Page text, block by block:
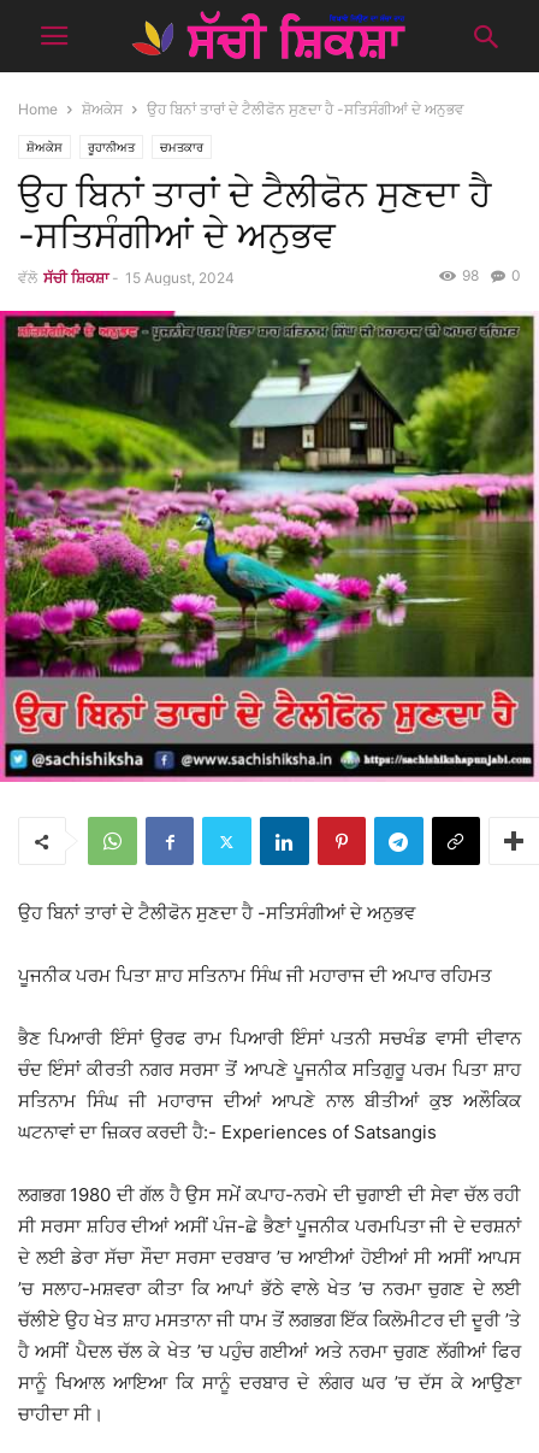
Home ਸ਼ੋਅਕੇਸ ਉਹ ਬਿਨਾਂ ਤਾਰਾਂ ਦੇ ਟੈਲੀਫੋਨ ਸੁਣਦਾ ਹੈ -ਸਤਿਸੰਗੀਆਂ ਦੇ ਅਨੁਭਵ
ਸ਼ੋਅਕੇਸ ਰੂਹਾਨੀਅਤ ਚਮਤਕਾਰ
ਉਹ ਬਿਨਾਂ ਤਾਰਾਂ ਦੇ ਟੈਲੀਫੋਨ ਸੁਣਦਾ ਹੈ
-ਸਤਿਸੰਗੀਆਂ ਦੇ ਅਨੁਭਵ
ਵੱਲੋ ਸੱਚੀ ਸ਼ਿਕਸ਼ਾ - 15 August, 2024 0
98
ਉਹ ਬਿਨਾਂ ਤਾਰਾਂ ਦੇ ਟੈਲੀਫੋਨ ਸੁਣਦਾ ਹੈ -ਸਤਿਸੰਗੀਆਂ ਦੇ ਅਨੁਭਵ
ਪੂਜਨੀਕ ਪਰਮ ਪਿਤਾ ਸ਼ਾਹ ਸਤਿਨਾਮ ਸਿੰਘ ਜੀ ਮਹਾਰਾਜ ਦੀ ਅਪਾਰ ਰਹਿਮਤ
ਭੈਣ ਪਿਆਰੀ ਇੰਸਾਂ ਉਰਫ ਰਾਮ ਪਿਆਰੀ ਇੰਸਾਂ ਪਤਨੀ ਸਚਖੰਡ ਵਾਸੀ ਦੀਵਾਨ
ਚੰਦ ਇੰਸਾਂ ਕੀਰਤੀ ਨਗਰ ਸਰਸਾ ਤੋਂ ਆਪਣੇ ਪੂਜਨੀਕ ਸਤਿਗੁਰੂ ਪਰਮ ਪਿਤਾ ਸ਼ਾਹ
ਸਤਿਨਾਮ ਸਿੰਘ ਜੀ ਮਹਾਰਾਜ ਦੀਆਂ ਆਪਣੇ ਨਾਲ ਬੀਤੀਆਂ ਕੁਝ ਅਲੌਕਿਕ
ਘਟਨਾਵਾਂ ਦਾ ਜ਼ਿਕਰ ਕਰਦੀ ਹੈ:- Experiences of Satsangis
ਲਗਭਗ 1980 ਦੀ ਗੱਲ ਹੈ ਉਸ ਸਮੇਂ ਕਪਾਹ-ਨਰਮੇ ਦੀ ਚੁਗਾਈ ਦੀ ਸੇਵਾ ਚੱਲ ਰਹੀ
ਸੀ ਸਰਸਾ ਸ਼ਹਿਰ ਦੀਆਂ ਅਸੀਂ ਪੰਜ-ਛੇ ਭੈਣਾਂ ਪੂਜਨੀਕ ਪਰਮਪਿਤਾ ਜੀ ਦੇ ਦਰਸ਼ਨਾਂ
ਦੇ ਲਈ ਡੇਰਾ ਸੱਚਾ ਸੌਦਾ ਸਰਸਾ ਦਰਬਾਰ ’ਚ ਆਈਆਂ ਹੋਈਆਂ ਸੀ ਅਸੀਂ ਆਪਸ
’ਚ ਸਲਾਹ-ਮਸ਼ਵਰਾ ਕੀਤਾ ਕਿ ਆਪਾਂ ਭੱਠੇ ਵਾਲੇ ਖੇਤ ’ਚ ਨਰਮਾ ਚੁਗਣ ਦੇ ਲਈ
ਚੱਲੀਏ ਉਹ ਖੇਤ ਸ਼ਾਹ ਮਸਤਾਨਾ ਜੀ ਧਾਮ ਤੋਂ ਲਗਭਗ ਇੱਕ ਕਿਲੋਮੀਟਰ ਦੀ ਦੂਰੀ ’ਤੇ
ਹੈ ਅਸੀਂ ਪੈਦਲ ਚੱਲ ਕੇ ਖੇਤ ’ਚ ਪਹੁੰਚ ਗਈਆਂ ਅਤੇ ਨਰਮਾ ਚੁਗਣ ਲੱਗੀਆਂ ਫਿਰ
ਸਾਨੂੰ ਖਿਆਲ ਆਇਆ ਕਿ ਸਾਨੂੰ ਦਰਬਾਰ ਦੇ ਲੰਗਰ ਘਰ ’ਚ ਦੱਸ ਕੇ ਆਉਣਾ
ਚਾਹੀਦਾ ਸੀ।